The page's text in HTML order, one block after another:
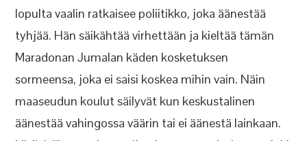
lopulta vaalin ratkaisee poliitikko, joka äänestää
tyhjää. Hän säikähtää virhettään ja kieltää tämän
Maradonan Jumalan käden kosketuksen
sormeensa, joka ei saisi koskea mihin vain. Näin
maaseudun koulut säilyvät kun keskustalinen
äänestää vahingossa väärin tai ei äänestä lainkaan.